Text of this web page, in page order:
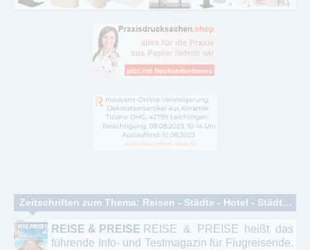
Zeitschriften zum Thema: Reisen - Städte - Hotel - Städtereisen – Hotelinformationen - Kurzreisen
REISE & PREISE REISE & PREISE heißt das
führende Info- und Testmagazin für Flugreisende.